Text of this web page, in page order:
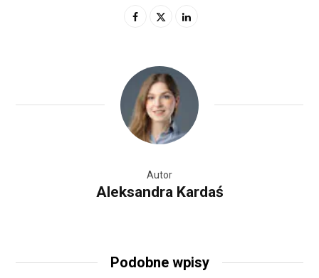
Autor
Aleksandra Kardaś
Podobne wpisy